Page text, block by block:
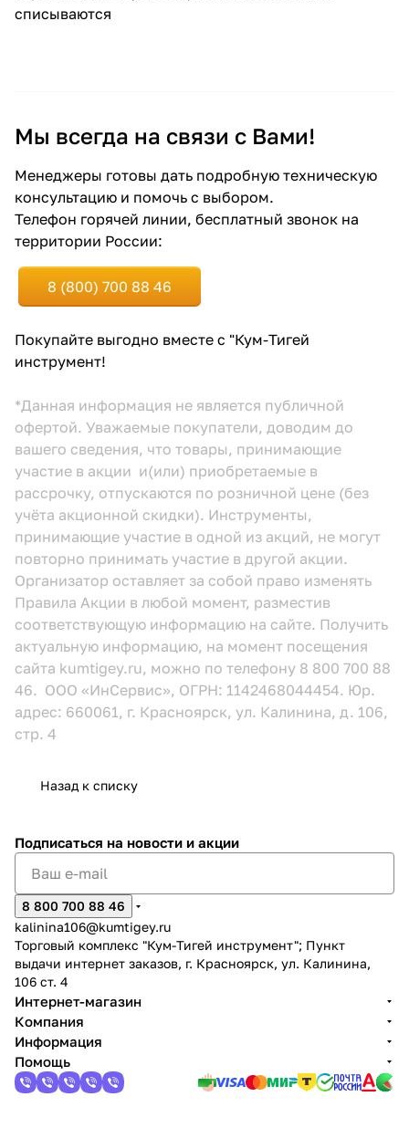
списываются
Мы всегда на связи с Вами!
Менеджеры готовы дать подробную техническую
консультацию и помочь с выбором.
Телефон горячей линии, бесплатный звонок на
территории России:
8 (800) 700 88 46
Покупайте выгодно вместе с "Кум-Тигей
инструмент!
*Данная информация не является публичной
офертой. Уважаемые покупатели, доводим до
вашего сведения, что товары, принимающие
участие в акции и(или) приобретаемые в
рассрочку, отпускаются по розничной цене (без
учёта акционной скидки). Инструменты,
принимающие участие в одной из акций, не могут
повторно принимать участие в другой акции.
Организатор оставляет за собой право изменять
Правила Акции в любой момент, разместив
соответствующую информацию на сайте. Получить
актуальную информацию, на момент посещения
сайта kumtigey.ru, можно по телефону 8 800 700 88
46. ООО «ИнСервис», ОГРН: 1142468044454. Юр.
адрес: 660061, г. Красноярск, ул. Калинина, д. 106,
стр. 4
Назад к списку
Подписаться на новости и акции
8 800 700 88 46
kalinina106@kumtigey.ru
Торговый комплекс "Кум-Тигей инструмент"; Пункт
выдачи интернет заказов, г. Красноярск, ул. Калинина,
106 ст. 4
Интернет-магазин
Компания
Информация
Помощь